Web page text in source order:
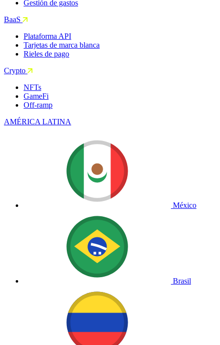
Gestión de gastos
BaaS
Plataforma API
Tarjetas de marca blanca
Rieles de pago
Crypto
NFTs
GameFi
Off-ramp
AMÉRICA LATINA
México
Brasil